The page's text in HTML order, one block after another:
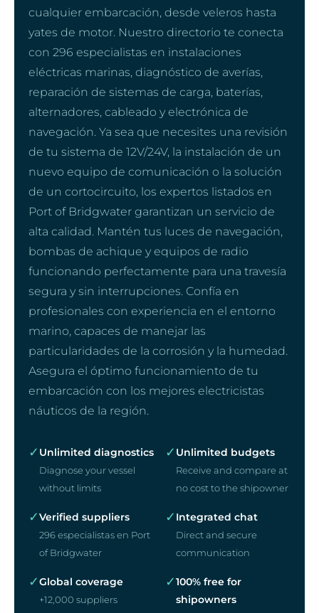
cualquier embarcación, desde veleros hasta
yates de motor. Nuestro directorio te conecta
con 296 especialistas en instalaciones
eléctricas marinas, diagnóstico de averías,
reparación de sistemas de carga, baterías,
alternadores, cableado y electrónica de
navegación. Ya sea que necesites una revisión
de tu sistema de 12V/24V, la instalación de un
nuevo equipo de comunicación o la solución
de un cortocircuito, los expertos listados en
Port of Bridgwater garantizan un servicio de
alta calidad. Mantén tus luces de navegación,
bombas de achique y equipos de radio
funcionando perfectamente para una travesía
segura y sin interrupciones. Confía en
profesionales con experiencia en el entorno
marino, capaces de manejar las
particularidades de la corrosión y la humedad.
Asegura el óptimo funcionamiento de tu
embarcación con los mejores electricistas
náuticos de la región.
✓ Unlimited diagnostics
Diagnose your vessel
without limits
✓ Unlimited budgets
Receive and compare at
no cost to the shipowner
✓Verified suppliers
296 especialistas en Port
of Bridgwater
✓ Integrated chat
Direct and secure
communication
✓Global coverage
+12,000 suppliers
✓100% free for
shipowners